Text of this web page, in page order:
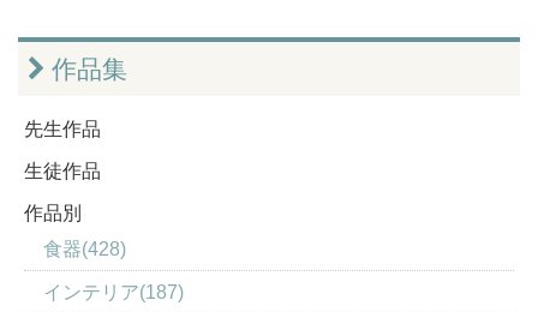
作品集
先生作品
生徒作品
作品別
食器(428)
インテリア(187)